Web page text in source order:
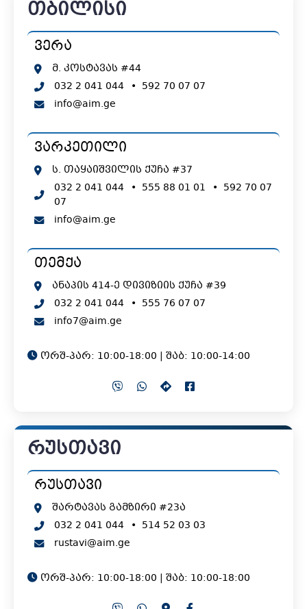
თბილისი
ვერა
მ. კოსტავას #44
032 2 041 044 • 592 70 07 07
info@aim.ge
ვარკეთილი
ს. თაყაიშვილის ქუჩა #37
032 2 041 044 • 555 88 01 01 • 592 70 07
07
info@aim.ge
თემქა
ანაპის 414-ე დივიზიის ქუჩა #39
032 2 041 044 • 555 76 07 07
info7@aim.ge
ორშ-პარ: 10:00-18:00 | შაბ: 10:00-14:00
რუსთავი
რუსთავი
შარტავას გამზირი #23ა
032 2 041 044 • 514 52 03 03
rustavi@aim.ge
ორშ-პარ: 10:00-18:00 | შაბ: 10:00-18:00